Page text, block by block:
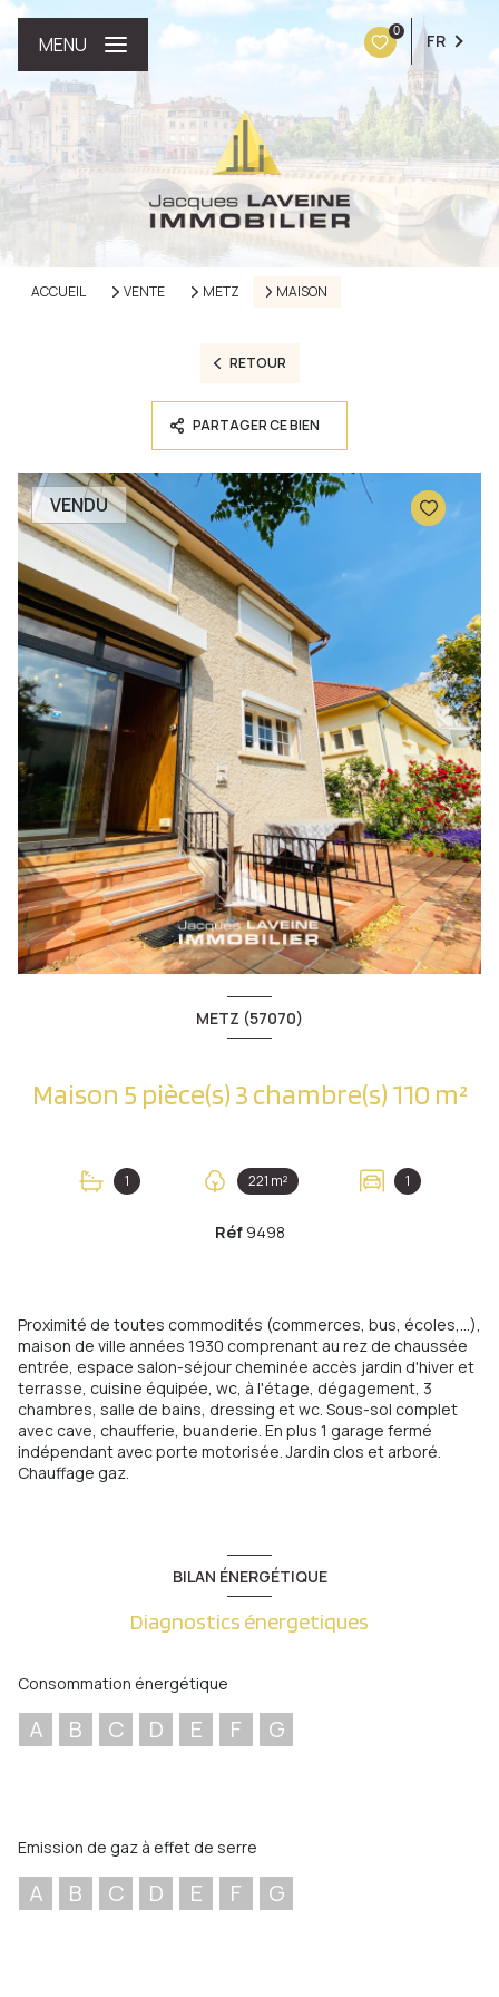
0 FR
MENU
ACCUEIL VENTE METZ MAISON
RETOUR
PARTAGER CE BIEN
VENDU
METZ (57070)
Maison 5 pièce(s) 3 chambre(s) 110 m²
1 221 m² 1
Réf 9498
Proximité de toutes commodités (commerces, bus, écoles,...),
maison de ville années 1930 comprenant au rez de chaussée
entrée, espace salon-séjour cheminée accès jardin d'hiver et
terrasse, cuisine équipée, wc, à l'étage, dégagement, 3
chambres, salle de bains, dressing et wc. Sous-sol complet
avec cave, chaufferie, buanderie. En plus 1 garage fermé
indépendant avec porte motorisée. Jardin clos et arboré.
Chauffage gaz.
BILAN ÉNERGÉTIQUE
Diagnostics énergetiques
Consommation énergétique
A B C D E F G
Emission de gaz à effet de serre
A B C D E F G